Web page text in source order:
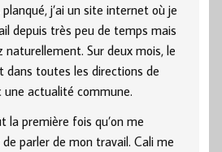
j’ai un site internet où je
depuis très peu de temps mais
Sur deux mois, le
toutes les directions de
actualité commune.
la première fois qu’on me
parler de mon travail. Cali me